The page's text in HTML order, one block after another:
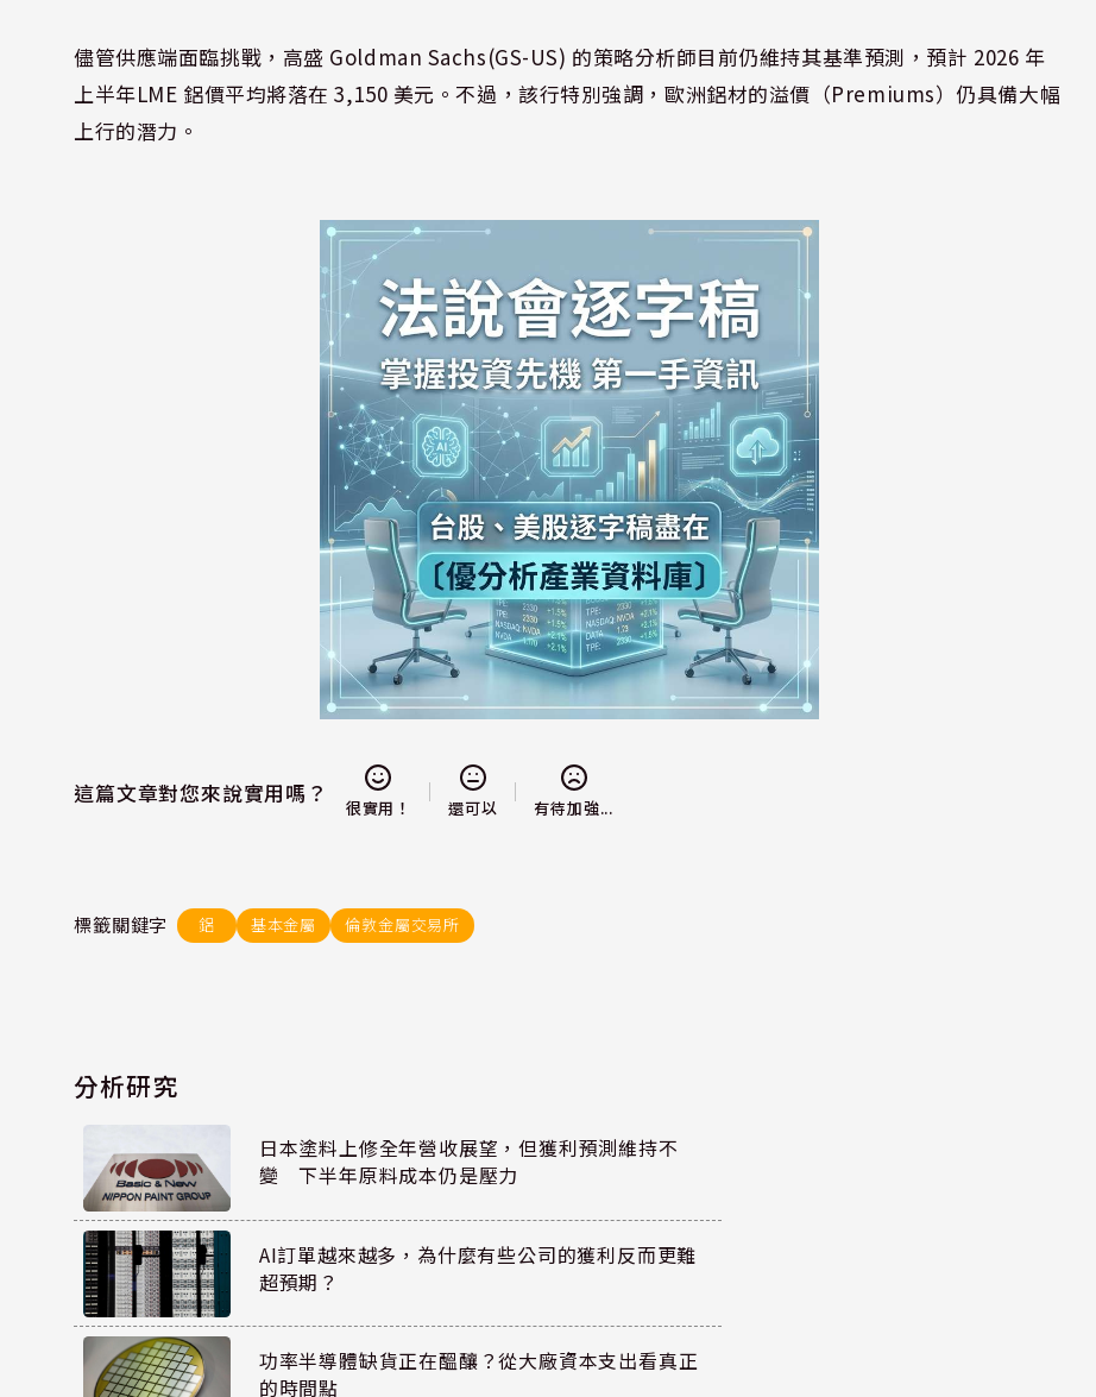
儘管供應端面臨挑戰，高盛 Goldman Sachs(GS-US) 的策略分析師目前仍維持其基準預測，預計 2026 年
上半年LME 鋁價平均將落在 3,150 美元。不過，該行特別強調，歐洲鋁材的溢價（Premiums）仍具備大幅
上行的潛力。
這篇文章對您來說實用嗎？
很實用！ 還可以 有待加強...
標籤關鍵字 鋁 基本金屬 倫敦金屬交易所
分析研究
日本塗料上修全年營收展望，但獲利預測維持不
變 下半年原料成本仍是壓力
AI訂單越來越多，為什麼有些公司的獲利反而更難
超預期？
功率半導體缺貨正在醞釀？從大廠資本支出看真正
的時間點